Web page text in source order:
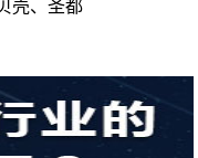
壳、圣都